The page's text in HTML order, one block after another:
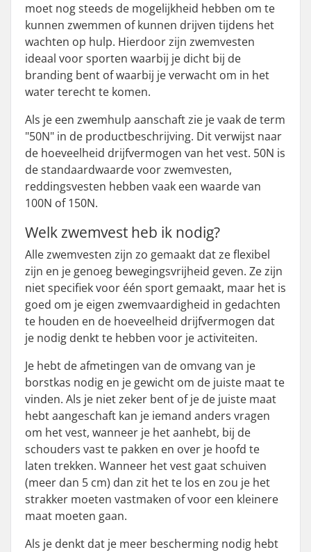
moet nog steeds de mogelijkheid hebben om te
kunnen zwemmen of kunnen drijven tijdens het
wachten op hulp. Hierdoor zijn zwemvesten
ideaal voor sporten waarbij je dicht bij de
branding bent of waarbij je verwacht om in het
water terecht te komen.
Als je een zwemhulp aanschaft zie je vaak de term
"50N" in de productbeschrijving. Dit verwijst naar
de hoeveelheid drijfvermogen van het vest. 50N is
de standaardwaarde voor zwemvesten,
reddingsvesten hebben vaak een waarde van
100N of 150N.
Welk zwemvest heb ik nodig?
Alle zwemvesten zijn zo gemaakt dat ze flexibel
zijn en je genoeg bewegingsvrijheid geven. Ze zijn
niet specifiek voor één sport gemaakt, maar het is
goed om je eigen zwemvaardigheid in gedachten
te houden en de hoeveelheid drijfvermogen dat
je nodig denkt te hebben voor je activiteiten.
Je hebt de afmetingen van de omvang van je
borstkas nodig en je gewicht om de juiste maat te
vinden. Als je niet zeker bent of je de juiste maat
hebt aangeschaft kan je iemand anders vragen
om het vest, wanneer je het aanhebt, bij de
schouders vast te pakken en over je hoofd te
laten trekken. Wanneer het vest gaat schuiven
(meer dan 5 cm) dan zit het te los en zou je het
strakker moeten vastmaken of voor een kleinere
maat moeten gaan.
Als je denkt dat je meer bescherming nodig hebt